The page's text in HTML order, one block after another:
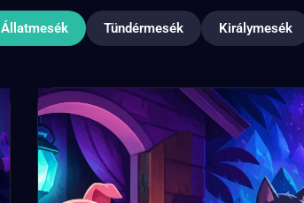
Állatmesék Tündérmesék Királymesék